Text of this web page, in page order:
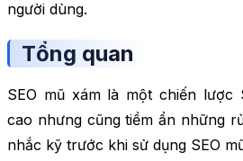
người dùng.
Tổng quan
SEO mũ xám là một chiến lược
cao nhưng cũng tiềm ẩn những
nhắc kỹ trước khi sử dụng SEO